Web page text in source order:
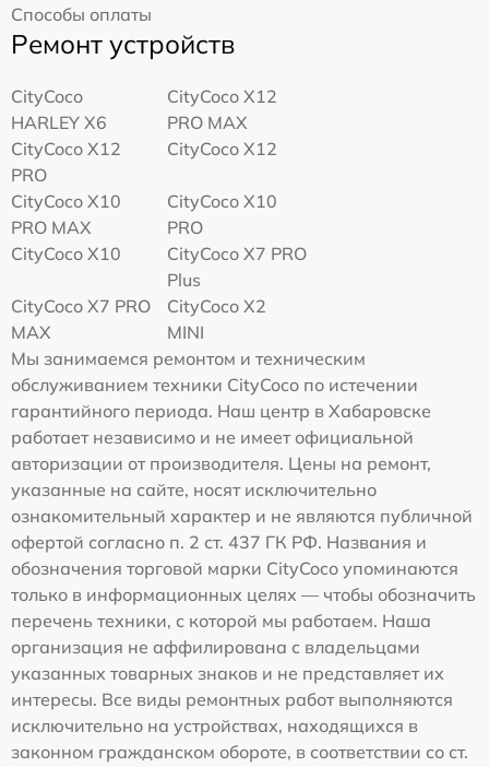
Способы оплаты
Ремонт устройств
CityCoco
HARLEY X6
CityCoco X12
PRO MAX
CityCoco X12
PRO
CityCoco X12
CityCoco X10
PRO MAX
CityCoco X10
PRO
CityCoco X10
CityCoco X7 PRO
Plus
CityCoco X7 PRO
MAX
CityCoco X2
MINI
Мы занимаемся ремонтом и техническим
обслуживанием техники CityCoco по истечении
гарантийного периода. Наш центр в Хабаровске
работает независимо и не имеет официальной
авторизации от производителя. Цены на ремонт,
указанные на сайте, носят исключительно
ознакомительный характер и не являются публичной
офертой согласно п. 2 ст. 437 ГК РФ. Названия и
обозначения торговой марки CityCoco упоминаются
только в информационных целях — чтобы обозначить
перечень техники, с которой мы работаем. Наша
организация не аффилирована с владельцами
указанных товарных знаков и не представляет их
интересы. Все виды ремонтных работ выполняются
исключительно на устройствах, находящихся в
законном гражданском обороте, в соответствии со ст.